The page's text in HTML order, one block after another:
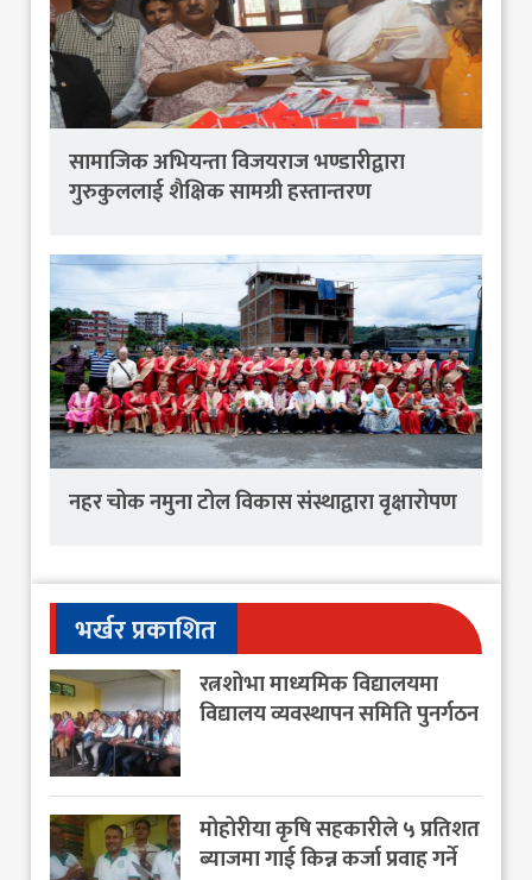
सामाजिक अभियन्ता विजयराज भण्डारीद्वारा
गुरुकुललाई शैक्षिक सामग्री हस्तान्तरण
नहर चोक नमुना टोल विकास संस्थाद्वारा वृक्षारोपण
भर्खर प्रकाशित
रत्नशोभा माध्यमिक विद्यालयमा
विद्यालय व्यवस्थापन समिति पुनर्गठन
मोहोरीया कृषि सहकारीले ५ प्रतिशत
ब्याजमा गाई किन्न कर्जा प्रवाह गर्ने